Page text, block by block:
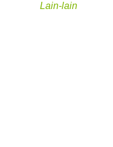
Lain-lain